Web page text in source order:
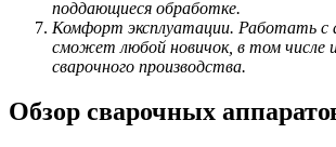
поддающиеся обработке.
Комфорт эксплуатации. Работать с
сможет любой новичок, в том числе
сварочного производства.
Обзор сварочных